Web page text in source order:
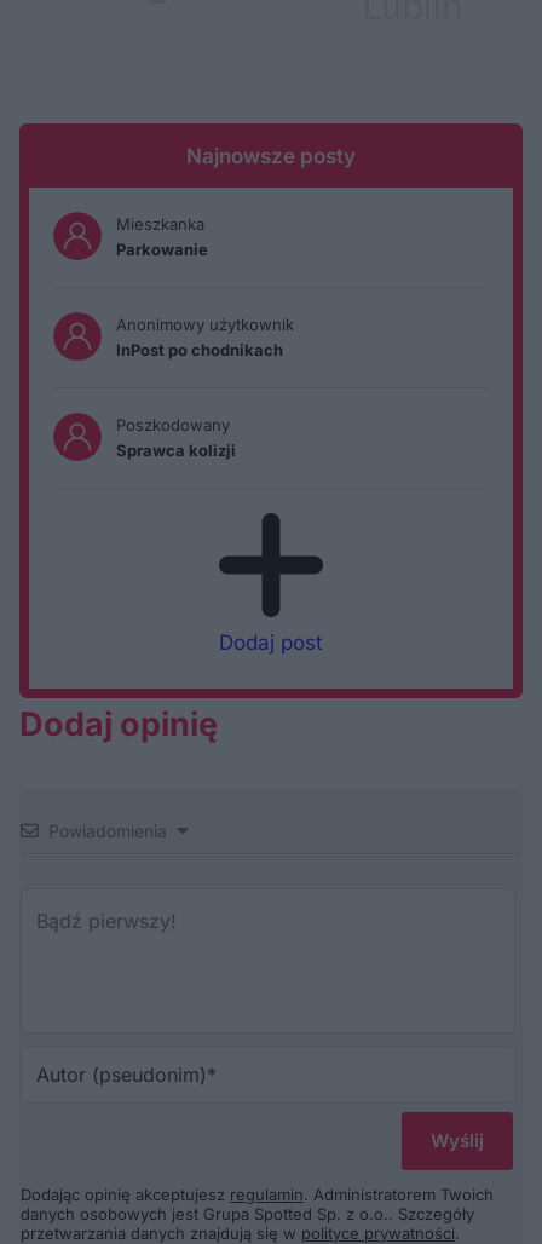
Najnowsze posty
Mieszkanka
Parkowanie
Anonimowy użytkownik
InPost po chodnikach
Poszkodowany
Sprawca kolizji
Dodaj post
Dodaj opinię
Powiadomienia
Dodając opinię akceptujesz regulamin. Administratorem Twoich
danych osobowych jest Grupa Spotted Sp. z o.o.. Szczegóły
przetwarzania danych znajdują się w polityce prywatności.